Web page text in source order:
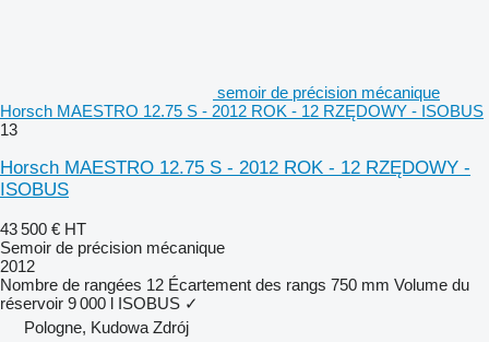
semoir de précision mécanique
Horsch MAESTRO 12.75 S - 2012 ROK - 12 RZĘDOWY - ISOBUS
13
Horsch MAESTRO 12.75 S - 2012 ROK - 12 RZĘDOWY -
ISOBUS
43 500 € HT
Semoir de précision mécanique
2012
Nombre de rangées 12 Écartement des rangs 750 mm Volume du
réservoir 9 000 l ISOBUS ✓
Pologne, Kudowa Zdrój